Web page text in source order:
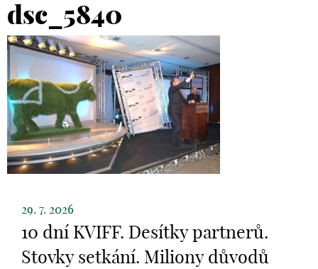
KONTAKTY
OBCHOD
KOŠÍK
EN
dsc_5840
29. 7. 2026
10 dní KVIFF. Desítky partnerů.
Stovky setkání. Miliony důvodů